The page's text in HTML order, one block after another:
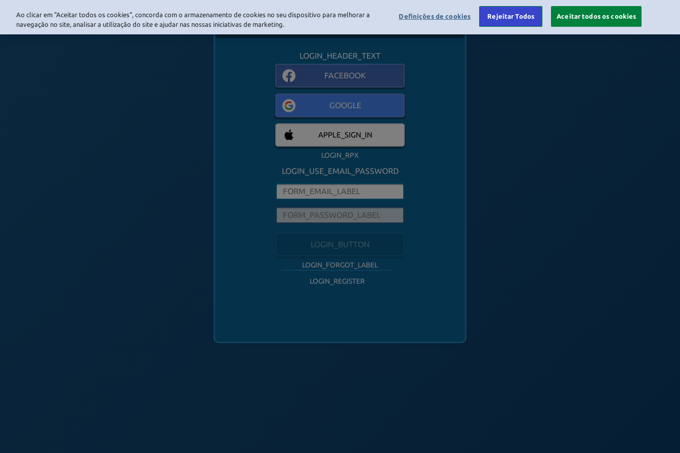
LOGIN_HEADER_TEXT
FACEBOOK
GOOGLE
APPLE_SIGN_IN
LOGIN_RPX
LOGIN_USE_EMAIL_PASSWORD
LOGIN_BUTTON
LOGIN_FORGOT_LABEL
LOGIN_REGISTER
Ao clicar em "Aceitar todos os cookies", concorda com o armazenamento de cookies no seu dispositivo para melhorar a
navegação no site, analisar a utilização do site e ajudar nas nossas iniciativas de marketing.
Definições de cookies Rejeitar Todos Aceitar todos os cookies